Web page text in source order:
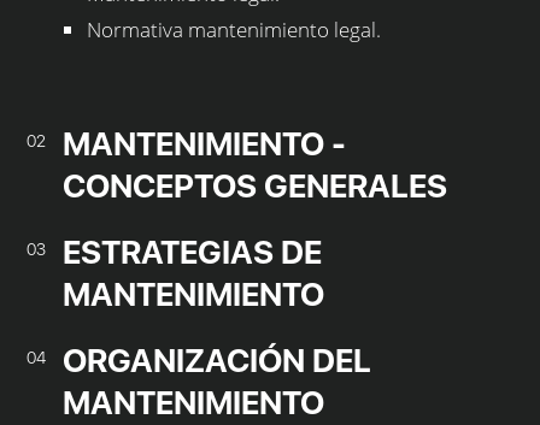
Normativa mantenimiento legal.
02
MANTENIMIENTO -
CONCEPTOS GENERALES
03
ESTRATEGIAS DE
MANTENIMIENTO
04
ORGANIZACIÓN DEL
MANTENIMIENTO